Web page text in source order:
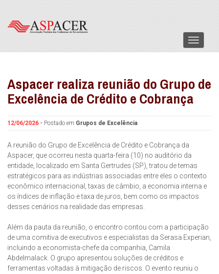
Menu
Aspacer realiza reunião do Grupo de
Excelência de Crédito e Cobrança
12/06/2026 - Postado em Grupos de Excelência
A reunião do Grupo de Excelência de Crédito e Cobrança da
Aspacer, que ocorreu nesta quarta-feira (10) no auditório da
entidade, localizado em Santa Gertrudes (SP), tratou de temas
estratégicos para as indústrias associadas entre eles o contexto
econômico internacional, taxas de câmbio, a economia interna e
os índices de inflação e taxa de juros, bem como os impactos
desses cenários na realidade das empresas.
Além da pauta da reunião, o encontro contou com a participação
de uma comitiva de executivos e especialistas da Serasa Experian,
incluindo a economista-chefe da companhia, Camila
Abdelmalack. O grupo apresentou soluções de créditos e
ferramentas voltadas à mitigação de riscos. O evento reuniu o